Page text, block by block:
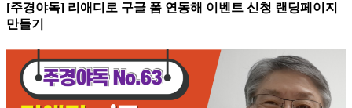
[주경야독] 리애디로 구글 폼 연동해 이벤트 신청 랜딩페이지
만들기